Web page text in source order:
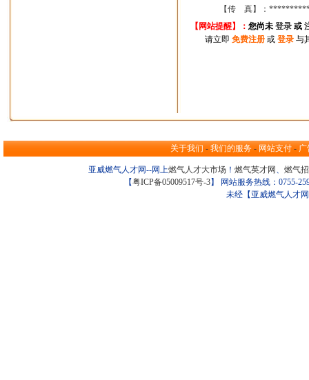
【传 真】：
【网站提醒】： 您尚未 登录 或
请立即 免费注册 或 登录 与
关于我们 - 我们的服务- 网站支付- 广
亚威燃气人才网--网上燃气人才大市场 ！ 燃气英才网 、 燃气
【粤ICP备05009517号-3】 网站服务热线：0755-
未经【亚威燃气人才